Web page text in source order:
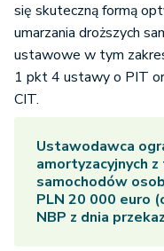
Korzyść z
rozl.
straty
się skuteczną formą
umarzania droższych
ustawowe w tym
1 pkt 4 ustawy o PIT
CIT.
Ustawodawca
amortyzacyjnych
samochodów
PLN 20 000 euro
NBP z dnia